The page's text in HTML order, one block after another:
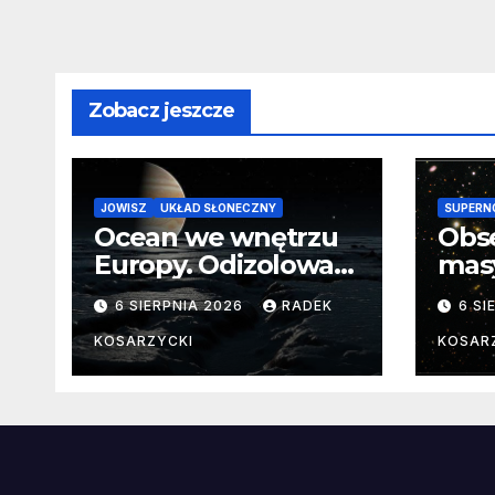
Zobacz jeszcze
JOWISZ UKŁAD SŁONECZNY
Ocean we wnętrzu
Europy. Odizolowani
przez lodową
barierę
6 SIERPNIA 2026 RADEK
KOSARZYCKI
od
6